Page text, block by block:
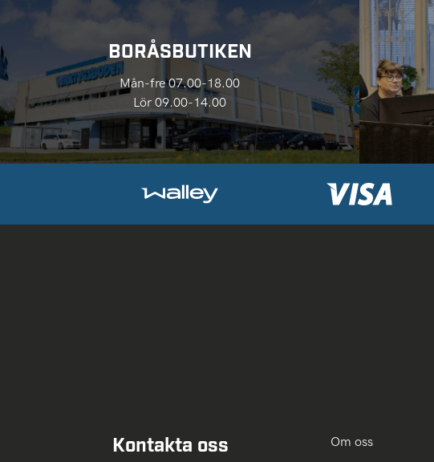
BORÅSBUTIKEN
Mån-fre 07.00-18.00
Lör 09.00-14.00
Kontakta oss Om oss